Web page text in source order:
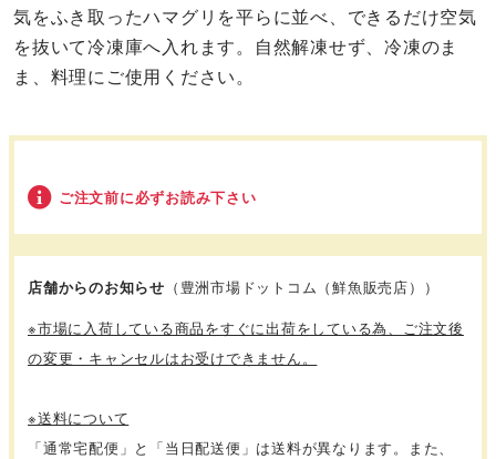
気をふき取ったハマグリを平らに並べ、できるだけ空気
を抜いて冷凍庫へ入れます。自然解凍せず、冷凍のま
ま、料理にご使用ください。
ご注文前に必ずお読み下さい
店舗からのお知らせ （豊洲市場ドットコム（鮮魚販売店））
※市場に入荷している商品をすぐに出荷をしている為、ご注文後
の変更・キャンセルはお受けできません。
※送料について
「通常宅配便」と「当日配送便」は送料が異なります。また、